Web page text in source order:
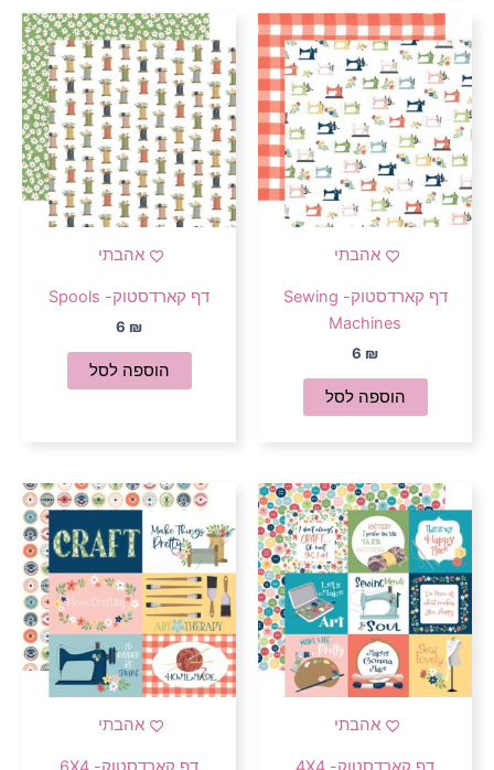
אהבתי
דף קארדסטוק- Sewing
Machines
6 ₪
הוספה לסל
אהבתי
דף קארדסטוק- Spools
6 ₪
הוספה לסל
אהבתי אהבתי